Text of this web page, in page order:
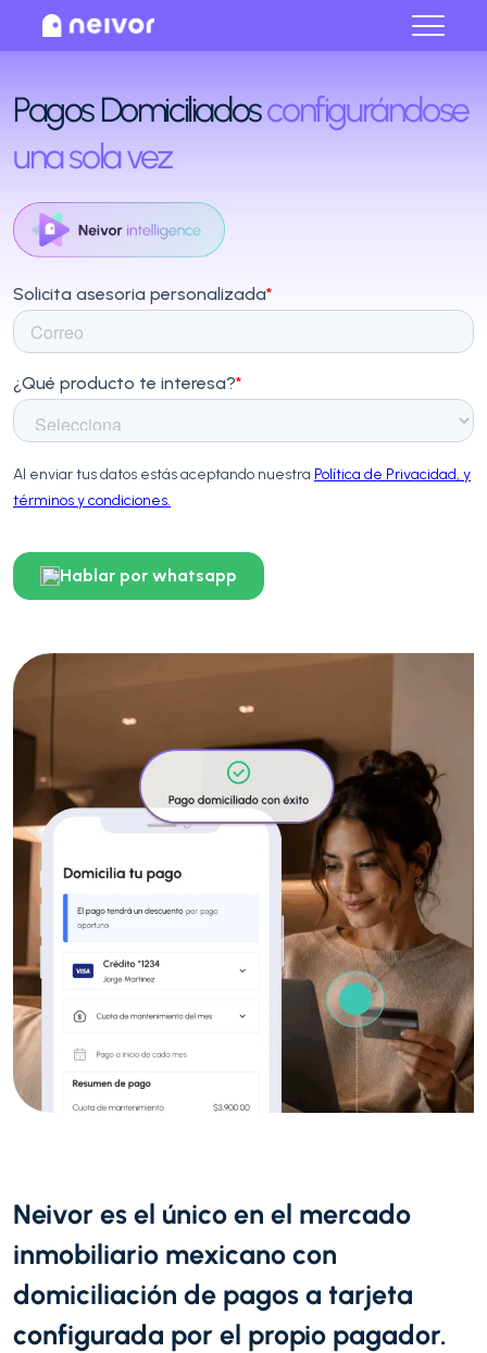
Cerrar
Pagos Domiciliadosconfigurándose
una sola vez
Neivor es el único en el mercado
inmobiliario mexicano con
domiciliación de pagos a tarjeta
configurada por el propio pagador.